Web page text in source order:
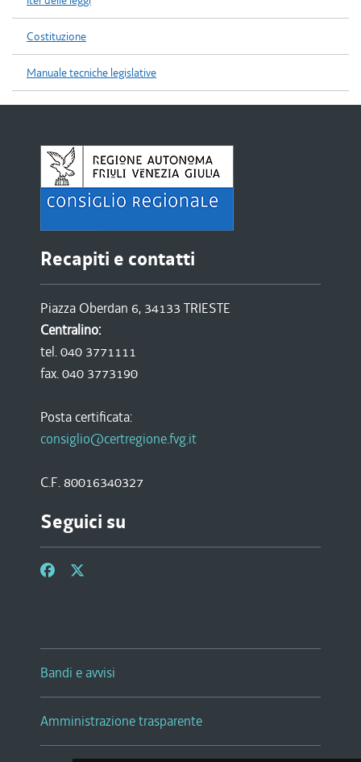
Costituzione
Manuale tecniche legislative
Recapiti e contatti
Piazza Oberdan 6, 34133 TRIESTE
Centralino:
tel. 040 3771111
fax. 040 3773190
Posta certificata:
consiglio@certregione.fvg.it
C.F. 80016340327
Seguici su
Bandi e avvisi
Amministrazione trasparente